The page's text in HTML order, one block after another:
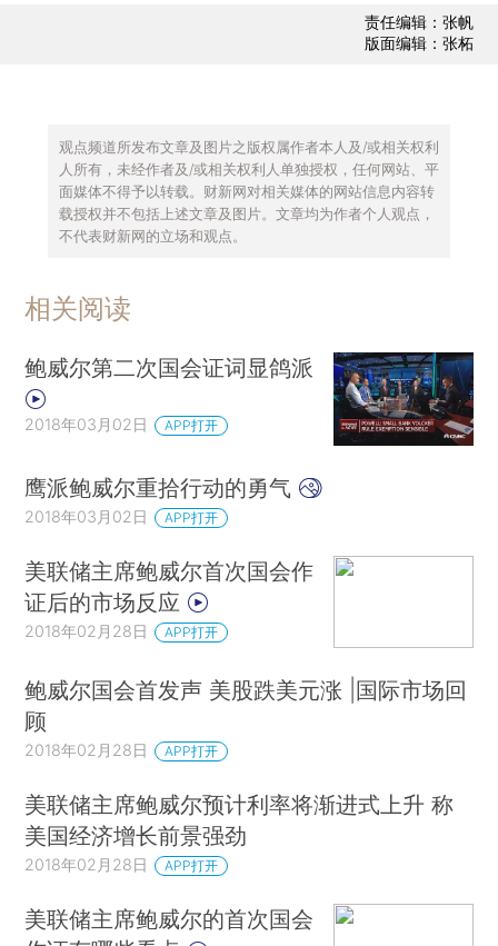
责任编辑：张帆
版面编辑：张柘
观点频道所发布文章及图片之版权属作者本人及/或相关权利
人所有，未经作者及/或相关权利人单独授权，任何网站、平
面媒体不得予以转载。财新网对相关媒体的网站信息内容转
载授权并不包括上述文章及图片。文章均为作者个人观点，
不代表财新网的立场和观点。
相关阅读
鲍威尔第二次国会证词显鸽派
2018年03月02日 APP打开
鹰派鲍威尔重拾行动的勇气
2018年03月02日 APP打开
美联储主席鲍威尔首次国会作
证后的市场反应
2018年02月28日 APP打开
鲍威尔国会首发声 美股跌美元涨 |国际市场回
顾
2018年02月28日 APP打开
美联储主席鲍威尔预计利率将渐进式上升 称
美国经济增长前景强劲
2018年02月28日 APP打开
美联储主席鲍威尔的首次国会